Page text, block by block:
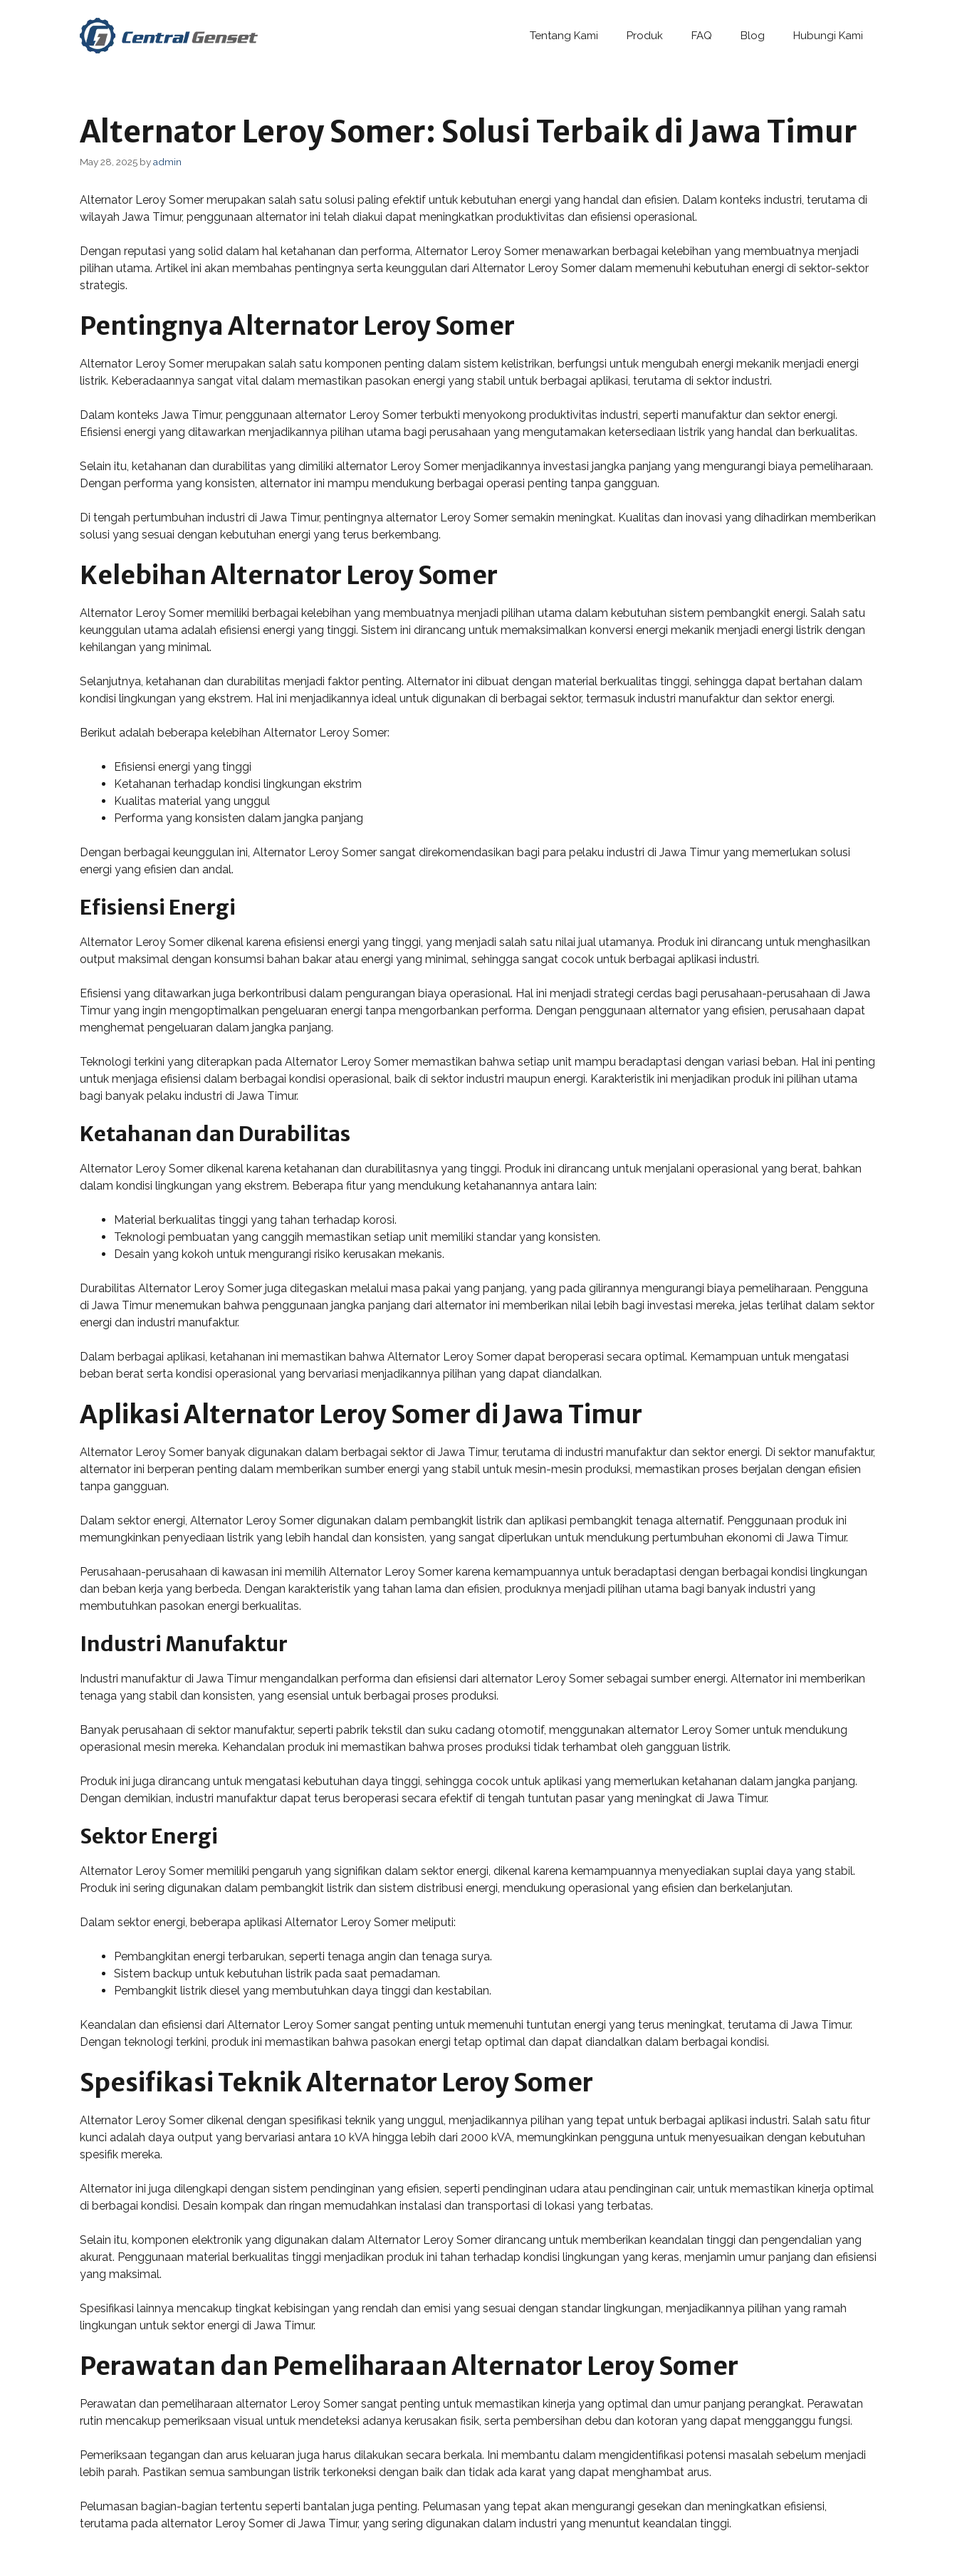
Tentang Kami Produk FAQ Blog Hubungi Kami
Alternator Leroy Somer: Solusi Terbaik di Jawa Timur
May 28, 2025 byadmin
Alternator Leroy Somer merupakan salah satu solusi paling efektif untuk kebutuhan energi yang handal dan efisien. Dalam konteks industri, terutama di
wilayah Jawa Timur, penggunaan alternator ini telah diakui dapat meningkatkan produktivitas dan efisiensi operasional.
Dengan reputasi yang solid dalam hal ketahanan dan performa, Alternator Leroy Somer menawarkan berbagai kelebihan yang membuatnya menjadi
pilihan utama. Artikel ini akan membahas pentingnya serta keunggulan dari Alternator Leroy Somer dalam memenuhi kebutuhan energi di sektor-sektor
strategis.
Pentingnya Alternator Leroy Somer
Alternator Leroy Somer merupakan salah satu komponen penting dalam sistem kelistrikan, berfungsi untuk mengubah energi mekanik menjadi energi
listrik. Keberadaannya sangat vital dalam memastikan pasokan energi yang stabil untuk berbagai aplikasi, terutama di sektor industri.
Dalam konteks Jawa Timur, penggunaan alternator Leroy Somer terbukti menyokong produktivitas industri, seperti manufaktur dan sektor energi.
Efisiensi energi yang ditawarkan menjadikannya pilihan utama bagi perusahaan yang mengutamakan ketersediaan listrik yang handal dan berkualitas.
Selain itu, ketahanan dan durabilitas yang dimiliki alternator Leroy Somer menjadikannya investasi jangka panjang yang mengurangi biaya pemeliharaan.
Dengan performa yang konsisten, alternator ini mampu mendukung berbagai operasi penting tanpa gangguan.
Di tengah pertumbuhan industri di Jawa Timur, pentingnya alternator Leroy Somer semakin meningkat. Kualitas dan inovasi yang dihadirkan memberikan
solusi yang sesuai dengan kebutuhan energi yang terus berkembang.
Kelebihan Alternator Leroy Somer
Alternator Leroy Somer memiliki berbagai kelebihan yang membuatnya menjadi pilihan utama dalam kebutuhan sistem pembangkit energi. Salah satu
keunggulan utama adalah efisiensi energi yang tinggi. Sistem ini dirancang untuk memaksimalkan konversi energi mekanik menjadi energi listrik dengan
kehilangan yang minimal.
Selanjutnya, ketahanan dan durabilitas menjadi faktor penting. Alternator ini dibuat dengan material berkualitas tinggi, sehingga dapat bertahan dalam
kondisi lingkungan yang ekstrem. Hal ini menjadikannya ideal untuk digunakan di berbagai sektor, termasuk industri manufaktur dan sektor energi.
Berikut adalah beberapa kelebihan Alternator Leroy Somer:
Efisiensi energi yang tinggi
Ketahanan terhadap kondisi lingkungan ekstrim
Kualitas material yang unggul
Performa yang konsisten dalam jangka panjang
Dengan berbagai keunggulan ini, Alternator Leroy Somer sangat direkomendasikan bagi para pelaku industri di Jawa Timur yang memerlukan solusi
energi yang efisien dan andal.
Efisiensi Energi
Alternator Leroy Somer dikenal karena efisiensi energi yang tinggi, yang menjadi salah satu nilai jual utamanya. Produk ini dirancang untuk menghasilkan
output maksimal dengan konsumsi bahan bakar atau energi yang minimal, sehingga sangat cocok untuk berbagai aplikasi industri.
Efisiensi yang ditawarkan juga berkontribusi dalam pengurangan biaya operasional. Hal ini menjadi strategi cerdas bagi perusahaan-perusahaan di Jawa
Timur yang ingin mengoptimalkan pengeluaran energi tanpa mengorbankan performa. Dengan penggunaan alternator yang efisien, perusahaan dapat
menghemat pengeluaran dalam jangka panjang.
Teknologi terkini yang diterapkan pada Alternator Leroy Somer memastikan bahwa setiap unit mampu beradaptasi dengan variasi beban. Hal ini penting
untuk menjaga efisiensi dalam berbagai kondisi operasional, baik di sektor industri maupun energi. Karakteristik ini menjadikan produk ini pilihan utama
bagi banyak pelaku industri di Jawa Timur.
Ketahanan dan Durabilitas
Alternator Leroy Somer dikenal karena ketahanan dan durabilitasnya yang tinggi. Produk ini dirancang untuk menjalani operasional yang berat, bahkan
dalam kondisi lingkungan yang ekstrem. Beberapa fitur yang mendukung ketahanannya antara lain:
Material berkualitas tinggi yang tahan terhadap korosi.
Teknologi pembuatan yang canggih memastikan setiap unit memiliki standar yang konsisten.
Desain yang kokoh untuk mengurangi risiko kerusakan mekanis.
Durabilitas Alternator Leroy Somer juga ditegaskan melalui masa pakai yang panjang, yang pada gilirannya mengurangi biaya pemeliharaan. Pengguna
di Jawa Timur menemukan bahwa penggunaan jangka panjang dari alternator ini memberikan nilai lebih bagi investasi mereka, jelas terlihat dalam sektor
energi dan industri manufaktur.
Dalam berbagai aplikasi, ketahanan ini memastikan bahwa Alternator Leroy Somer dapat beroperasi secara optimal. Kemampuan untuk mengatasi
beban berat serta kondisi operasional yang bervariasi menjadikannya pilihan yang dapat diandalkan.
Aplikasi Alternator Leroy Somer di Jawa Timur
Alternator Leroy Somer banyak digunakan dalam berbagai sektor di Jawa Timur, terutama di industri manufaktur dan sektor energi. Di sektor manufaktur,
alternator ini berperan penting dalam memberikan sumber energi yang stabil untuk mesin-mesin produksi, memastikan proses berjalan dengan efisien
tanpa gangguan.
Dalam sektor energi, Alternator Leroy Somer digunakan dalam pembangkit listrik dan aplikasi pembangkit tenaga alternatif. Penggunaan produk ini
memungkinkan penyediaan listrik yang lebih handal dan konsisten, yang sangat diperlukan untuk mendukung pertumbuhan ekonomi di Jawa Timur.
Perusahaan-perusahaan di kawasan ini memilih Alternator Leroy Somer karena kemampuannya untuk beradaptasi dengan berbagai kondisi lingkungan
dan beban kerja yang berbeda. Dengan karakteristik yang tahan lama dan efisien, produknya menjadi pilihan utama bagi banyak industri yang
membutuhkan pasokan energi berkualitas.
Industri Manufaktur
Industri manufaktur di Jawa Timur mengandalkan performa dan efisiensi dari alternator Leroy Somer sebagai sumber energi. Alternator ini memberikan
tenaga yang stabil dan konsisten, yang esensial untuk berbagai proses produksi.
Banyak perusahaan di sektor manufaktur, seperti pabrik tekstil dan suku cadang otomotif, menggunakan alternator Leroy Somer untuk mendukung
operasional mesin mereka. Kehandalan produk ini memastikan bahwa proses produksi tidak terhambat oleh gangguan listrik.
Produk ini juga dirancang untuk mengatasi kebutuhan daya tinggi, sehingga cocok untuk aplikasi yang memerlukan ketahanan dalam jangka panjang.
Dengan demikian, industri manufaktur dapat terus beroperasi secara efektif di tengah tuntutan pasar yang meningkat di Jawa Timur.
Sektor Energi
Alternator Leroy Somer memiliki pengaruh yang signifikan dalam sektor energi, dikenal karena kemampuannya menyediakan suplai daya yang stabil.
Produk ini sering digunakan dalam pembangkit listrik dan sistem distribusi energi, mendukung operasional yang efisien dan berkelanjutan.
Dalam sektor energi, beberapa aplikasi Alternator Leroy Somer meliputi:
Pembangkitan energi terbarukan, seperti tenaga angin dan tenaga surya.
Sistem backup untuk kebutuhan listrik pada saat pemadaman.
Pembangkit listrik diesel yang membutuhkan daya tinggi dan kestabilan.
Keandalan dan efisiensi dari Alternator Leroy Somer sangat penting untuk memenuhi tuntutan energi yang terus meningkat, terutama di Jawa Timur.
Dengan teknologi terkini, produk ini memastikan bahwa pasokan energi tetap optimal dan dapat diandalkan dalam berbagai kondisi.
Spesifikasi Teknik Alternator Leroy Somer
Alternator Leroy Somer dikenal dengan spesifikasi teknik yang unggul, menjadikannya pilihan yang tepat untuk berbagai aplikasi industri. Salah satu fitur
kunci adalah daya output yang bervariasi antara 10 kVA hingga lebih dari 2000 kVA, memungkinkan pengguna untuk menyesuaikan dengan kebutuhan
spesifik mereka.
Alternator ini juga dilengkapi dengan sistem pendinginan yang efisien, seperti pendinginan udara atau pendinginan cair, untuk memastikan kinerja optimal
di berbagai kondisi. Desain kompak dan ringan memudahkan instalasi dan transportasi di lokasi yang terbatas.
Selain itu, komponen elektronik yang digunakan dalam Alternator Leroy Somer dirancang untuk memberikan keandalan tinggi dan pengendalian yang
akurat. Penggunaan material berkualitas tinggi menjadikan produk ini tahan terhadap kondisi lingkungan yang keras, menjamin umur panjang dan efisiensi
yang maksimal.
Spesifikasi lainnya mencakup tingkat kebisingan yang rendah dan emisi yang sesuai dengan standar lingkungan, menjadikannya pilihan yang ramah
lingkungan untuk sektor energi di Jawa Timur.
Perawatan dan Pemeliharaan Alternator Leroy Somer
Perawatan dan pemeliharaan alternator Leroy Somer sangat penting untuk memastikan kinerja yang optimal dan umur panjang perangkat. Perawatan
rutin mencakup pemeriksaan visual untuk mendeteksi adanya kerusakan fisik, serta pembersihan debu dan kotoran yang dapat mengganggu fungsi.
Pemeriksaan tegangan dan arus keluaran juga harus dilakukan secara berkala. Ini membantu dalam mengidentifikasi potensi masalah sebelum menjadi
lebih parah. Pastikan semua sambungan listrik terkoneksi dengan baik dan tidak ada karat yang dapat menghambat arus.
Pelumasan bagian-bagian tertentu seperti bantalan juga penting. Pelumasan yang tepat akan mengurangi gesekan dan meningkatkan efisiensi,
terutama pada alternator Leroy Somer di Jawa Timur, yang sering digunakan dalam industri yang menuntut keandalan tinggi.